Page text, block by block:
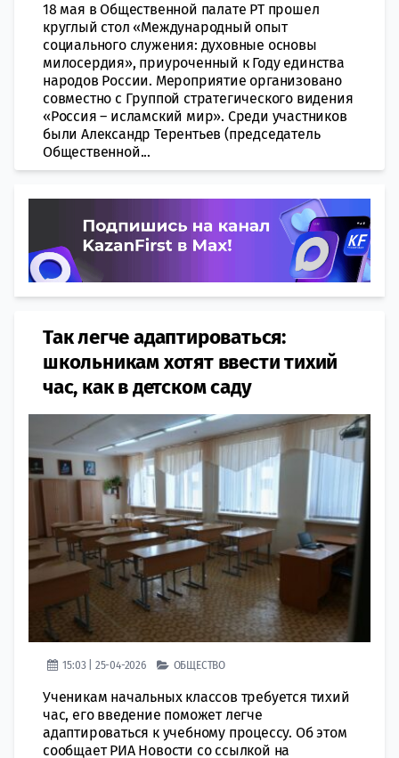
18 мая в Общественной палате РТ прошел
круглый стол «Международный опыт
социального служения: духовные основы
милосердия», приуроченный к Году единства
народов России. Мероприятие организовано
совместно с Группой стратегического видения
«Россия – исламский мир». Среди участников
были Александр Терентьев (председатель
Общественной...
Так легче адаптироваться:
школьникам хотят ввести тихий
час, как в детском саду
15:03 | 25-04-2026 ОБЩЕСТВО
Ученикам начальных классов требуется тихий
час, его введение поможет легче
адаптироваться к учебному процессу. Об этом
сообщает РИА Новости со ссылкой на